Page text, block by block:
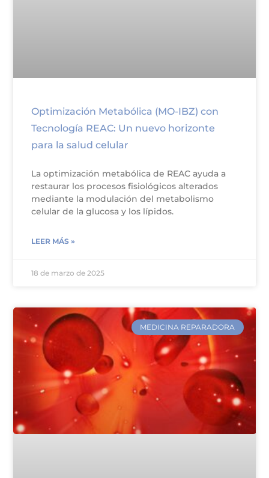
Optimización Metabólica (MO-IBZ) con
Tecnología REAC: Un nuevo horizonte
para la salud celular
La optimización metabólica de REAC ayuda a
restaurar los procesos fisiológicos alterados
mediante la modulación del metabolismo
celular de la glucosa y los lípidos.
LEER MÁS »
18 de marzo de 2025
MEDICINA REPARADORA